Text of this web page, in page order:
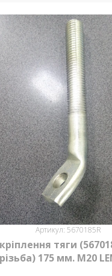
Артикул: 5670185R
тяги
різьба) 175 мм. М20